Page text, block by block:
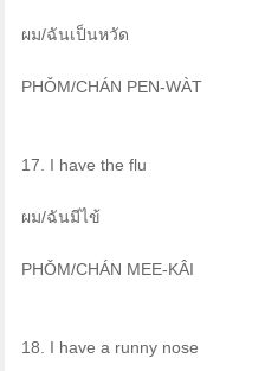
ผม/ฉันเป็นหวัด
PHǑM/CHÁN PEN-WÀT
17. I have the flu
ผม/ฉันมีไข้
PHǑM/CHÁN MEE-KÂI
18. I have a runny nose